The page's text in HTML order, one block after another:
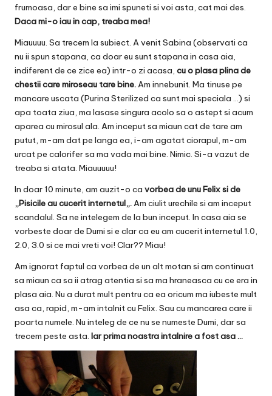
frumoasa, dar e bine sa imi spuneti si voi asta, cat mai des.
Daca mi-o iau in cap, treaba mea!
Miauuuu. Sa trecem la subiect. A venit Sabina (observati ca
nu ii spun stapana, ca doar eu sunt stapana in casa aia,
indiferent de ce zice ea) intr-o zi acasa, cu o plasa plina de
chestii care miroseau tare bine.Am innebunit. Ma tinuse pe
mancare uscata (Purina Sterilized ca sunt mai speciala …) si
apa toata ziua, ma lasase singura acolo sa o astept si acum
aparea cu mirosul ala. Am inceput sa miaun cat de tare am
putut, m-am dat pe langa ea, i-am agatat ciorapul, m-am
urcat pe calorifer sa ma vada mai bine. Nimic. Si-a vazut de
treaba si atata. Miauuuuu!
In doar 10 minute, am auzit-o ca vorbea de unu Felix si de
„Pisicile au cucerit internetul„.Am ciulit urechile si am inceput
scandalul. Sa ne intelegem de la bun inceput. In casa aia se
vorbeste doar de Dumi si e clar ca eu am cucerit internetul 1.0,
2.0, 3.0 si ce mai vreti voi! Clar?? Miau!
Am ignorat faptul ca vorbea de un alt motan si am continuat
sa miaun ca sa ii atrag atentia si sa ma hraneasca cu ce era in
plasa aia. Nu a durat mult pentru ca ea oricum ma iubeste mult
asa ca, rapid, m-am intalnit cu Felix. Sau cu mancarea care ii
poarta numele. Nu inteleg de ce nu se numeste Dumi, dar sa
trecem peste asta. Iar prima noastra intalnire a fost asa …